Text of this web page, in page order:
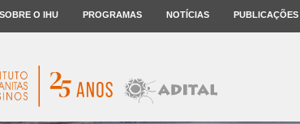
SOBRE O IHU PROGRAMAS NOTÍCIAS PUBLICAÇÕES